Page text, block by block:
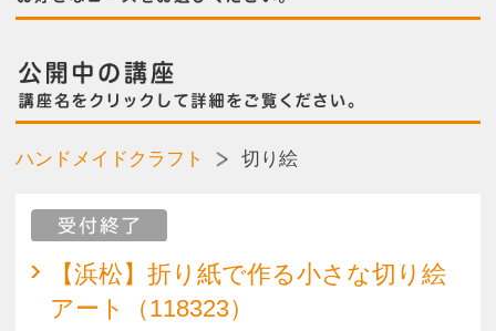
アート（118323）
08/06 08/20 木 10:00～12:00
1500円/月）
～1000円）
【浜松】折り紙で作る小さな切り絵
アート（118359）